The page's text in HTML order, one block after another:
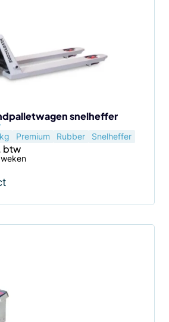
snelheffer
Premium Rubber Snelheffer